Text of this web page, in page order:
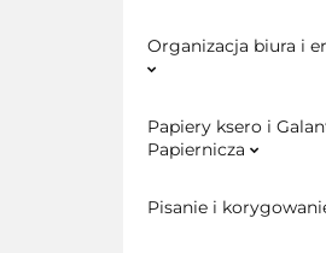
Organizacja biura i
Papiery ksero i
Papiernicza
Pisanie i